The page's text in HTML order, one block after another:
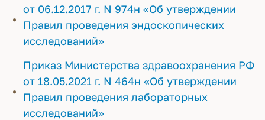
от 06.12.2017 г. N 974н «Об утверждении
Правил проведения эндоскопических
исследований»
Приказ Министерства здравоохранения РФ
от 18.05.2021 г. N 464н «Об утверждении
Правил проведения лабораторных
исследований»